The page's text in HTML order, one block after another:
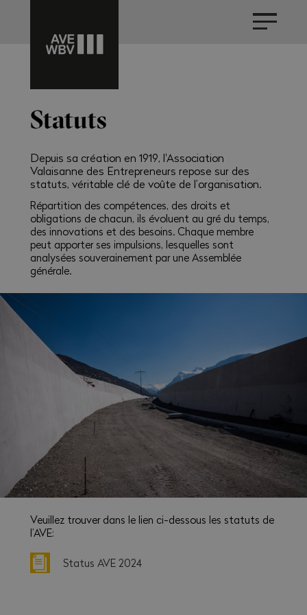
Statuts
Depuis sa création en 1919, l'Association
Valaisanne des Entrepreneurs repose sur des
statuts, véritable clé de voûte de l’organisation.
Répartition des compétences, des droits et
obligations de chacun, ils évoluent au gré du temps,
des innovations et des besoins. Chaque membre
peut apporter ses impulsions, lesquelles sont
analysées souverainement par une Assemblée
générale.
Veuillez trouver dans le lien ci-dessous les statuts de
l’AVE:
Status AVE 2024